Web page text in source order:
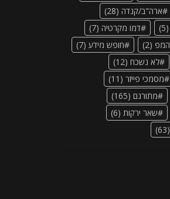
ארה"ב/קנדה (28)
(5) דמו מקרטיה (7)
המפ (2) חופש מידע (7)
לא נשכח (12)
מסמכי פייזר (11)
מתורגם (165)
שאר ירקות (6)
(63)